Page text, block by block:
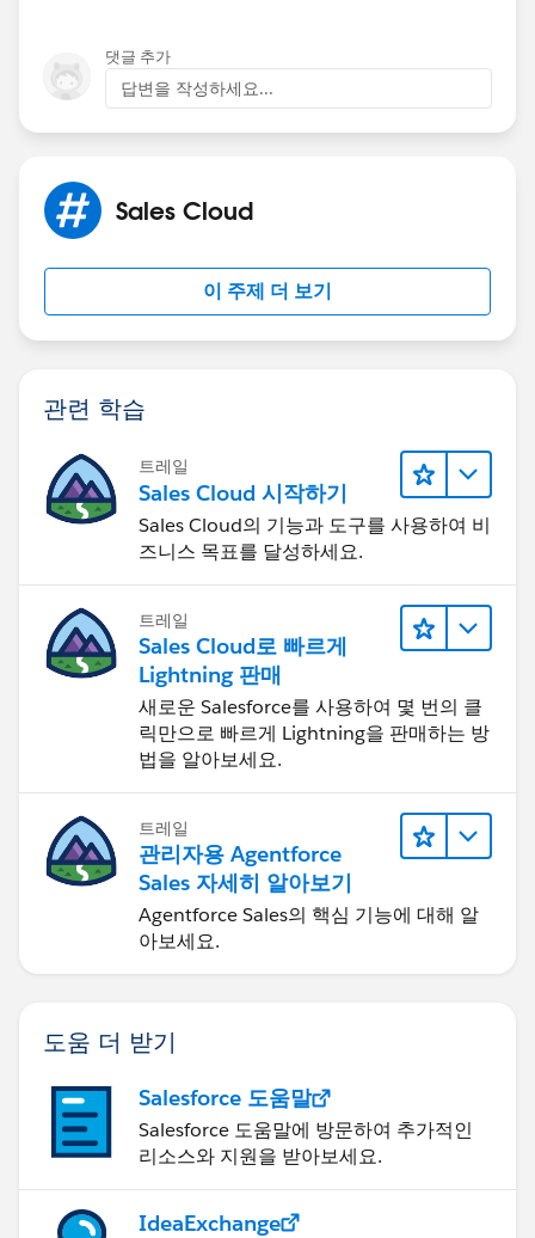
댓글 추가
답변을 작성하세요...
Sales Cloud
이 주제 더 보기
관련 학습
트레일
Sales Cloud 시작하기
Sales Cloud의 기능과 도구를 사용하여 비
즈니스 목표를 달성하세요.
트레일
Sales Cloud로 빠르게
Lightning 판매
새로운 Salesforce를 사용하여 몇 번의 클
릭만으로 빠르게 Lightning을 판매하는 방
법을 알아보세요.
트레일
관리자용 Agentforce
Sales 자세히 알아보기
Agentforce Sales의 핵심 기능에 대해 알
아보세요.
도움 더 받기
Salesforce 도움말
Salesforce 도움말에 방문하여 추가적인
리소스와 지원을 받아보세요.
IdeaExchange